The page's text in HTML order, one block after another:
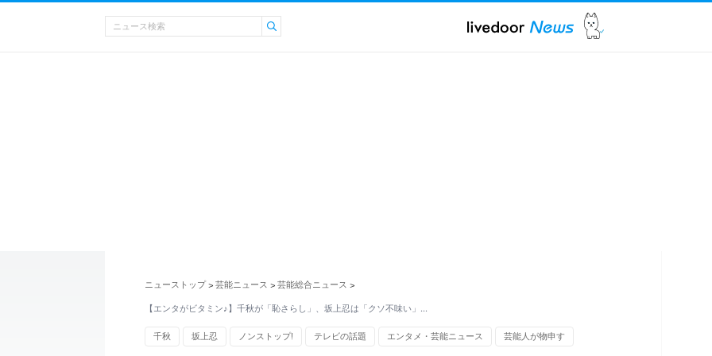
ニューストップ > 芸能ニュース > 芸能総合ニュース >
【エンタがビタミン♪】千秋が「恥さらし」、坂上忍は「クソ不味い」…
千秋 坂上忍 ノンストップ! テレビの話題 エンタメ・芸能ニュース 芸能人が物申す